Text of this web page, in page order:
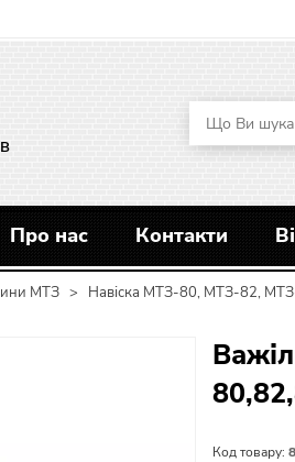
Про нас Контакти
МТЗ > Навіска МТЗ-80, МТЗ-82,
Код товару: